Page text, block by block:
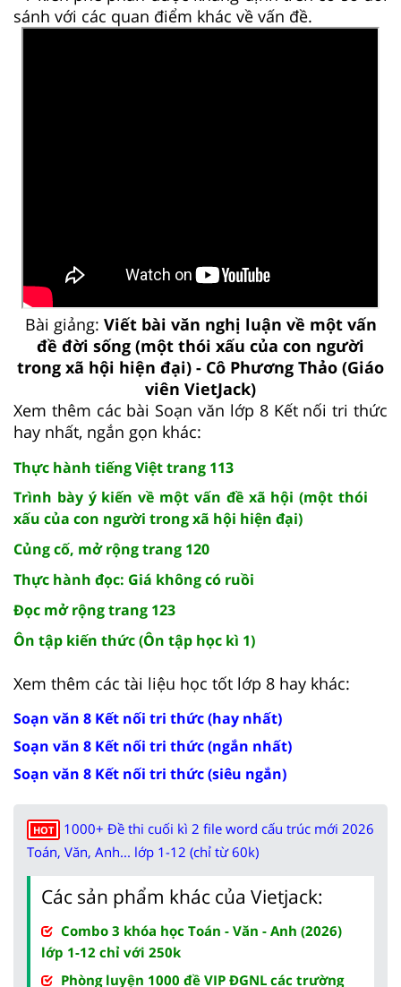
sánh với các quan điểm khác về vấn đề.
Bài giảng: Viết bài văn nghị luận về một vấn
đề đời sống (một thói xấu của con người
trong xã hội hiện đại) - Cô Phương Thảo (Giáo
viên VietJack)
Xem thêm các bài Soạn văn lớp 8 Kết nối tri thức
hay nhất, ngắn gọn khác:
Thực hành tiếng Việt trang 113
Trình bày ý kiến về một vấn đề xã hội (một thói
xấu của con người trong xã hội hiện đại)
Củng cố, mở rộng trang 120
Thực hành đọc: Giá không có ruồi
Đọc mở rộng trang 123
Ôn tập kiến thức (Ôn tập học kì 1)
Xem thêm các tài liệu học tốt lớp 8 hay khác:
Soạn văn 8 Kết nối tri thức (hay nhất)
Soạn văn 8 Kết nối tri thức (ngắn nhất)
Soạn văn 8 Kết nối tri thức (siêu ngắn)
HOT
1000+ Đề thi cuối kì 2 file word cấu trúc mới 2026
Toán, Văn, Anh... lớp 1-12 (chỉ từ 60k)
Các sản phẩm khác của Vietjack:
Combo 3 khóa học Toán - Văn - Anh (2026)
lớp 1-12 chỉ với 250k
Phòng luyện 1000 đề VIP ĐGNL các trường